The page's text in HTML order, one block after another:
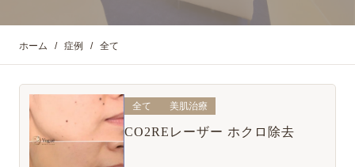
ホーム 症例 全て
全て 美肌治療
CO2REレーザー ホクロ除去